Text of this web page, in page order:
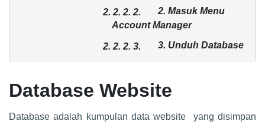
2. 2. 2. 2.
2. Masuk Menu
Account Manager
2. 2. 2. 3. 3. Unduh Database
Database Website
Database adalah kumpulan data website yang disimpan